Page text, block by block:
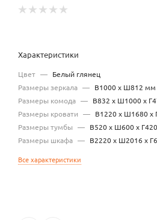
Характеристики
Цвет — Белый глянец
Размеры зеркала — В1000 х Ш812 мм
Размеры комода — В832 х Ш1000 х
Размеры кровати — В1220 х Ш1680 х
Размеры тумбы — В520 х Ш600 х
Размеры шкафа — В2220 х Ш2016 х
Все характеристики